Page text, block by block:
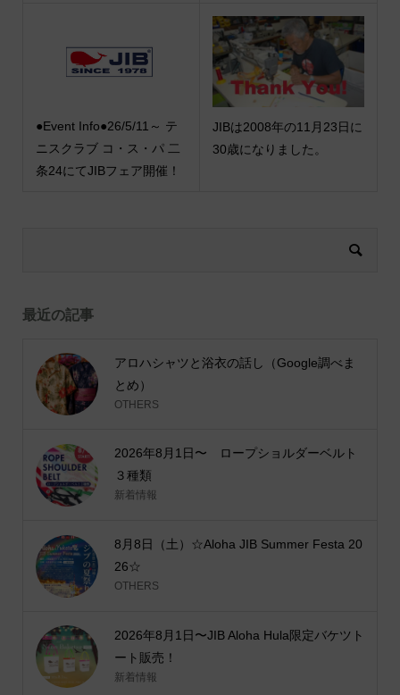
●Event Info●26/5/11～ テ
ニスクラブ コ・ス・パ 二
条24にてJIBフェア開催！
JIBは2008年の11月23日に
30歳になりました。
最近の記事
アロハシャツと浴衣の話し（Google調べま
とめ）
OTHERS
2026年8月1日〜 ロープショルダーベルト
３種類
新着情報
8月8日（土）☆Aloha JIB Summer Festa 20
26☆
OTHERS
2026年8月1日〜JIB Aloha Hula限定バケツト
ート販売！
新着情報